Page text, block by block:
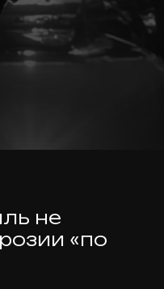
не
«по